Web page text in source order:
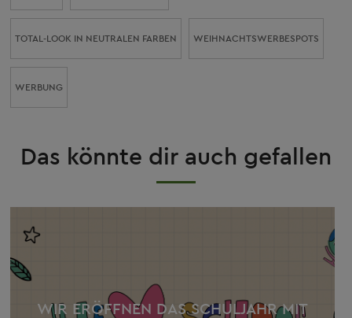
TOTAL-LOOK IN NEUTRALEN FARBEN WEIHNACHTSWERBESPOTS
WERBUNG
Das könnte dir auch gefallen
WIR ERÖFFNEN DAS SCHULJAHR MIT